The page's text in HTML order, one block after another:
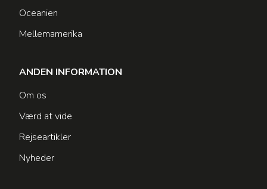
Oceanien
Mellemamerika
ANDEN INFORMATION
Om os
Værd at vide
Rejseartikler
Nyheder